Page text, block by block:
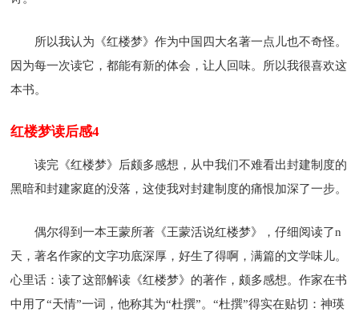
所以我认为《红楼梦》作为中国四大名著一点儿也不奇怪。
因为每一次读它，都能有新的体会，让人回味。所以我很喜欢这
本书。
红楼梦读后感4
读完《红楼梦》后颇多感想，从中我们不难看出封建制度的
黑暗和封建家庭的没落，这使我对封建制度的痛恨加深了一步。
偶尔得到一本王蒙所著《王蒙活说红楼梦》，仔细阅读了n
天，著名作家的文字功底深厚，好生了得啊，满篇的文学味儿。
心里话：读了这部解读《红楼梦》的著作，颇多感想。作家在书
中用了“天情”一词，他称其为“杜撰”。“杜撰”得实在贴切：神瑛